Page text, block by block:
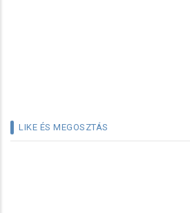
LIKE ÉS MEGOSZTÁS